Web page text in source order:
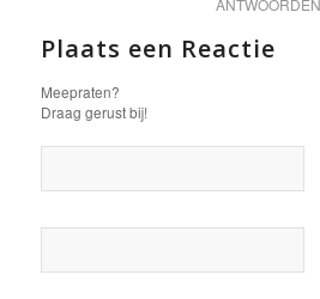
Plaats een Reactie
Meepraten?
Draag gerust bij!